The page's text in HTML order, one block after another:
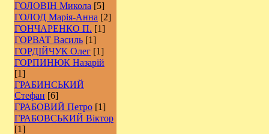
ГОЛОВІН Микола [5]
ГОЛОД Марія-Анна [2]
ГОНЧАРЕНКО П. [1]
ГОРВАТ Василь [1]
ГОРДІЙЧУК Олег [1]
ГОРПИНЮК Назарій
[1]
ГРАБИНСЬКИЙ
Стефан [6]
ГРАБОВИЙ Петро [1]
ГРАБОВСЬКИЙ Віктор
[1]